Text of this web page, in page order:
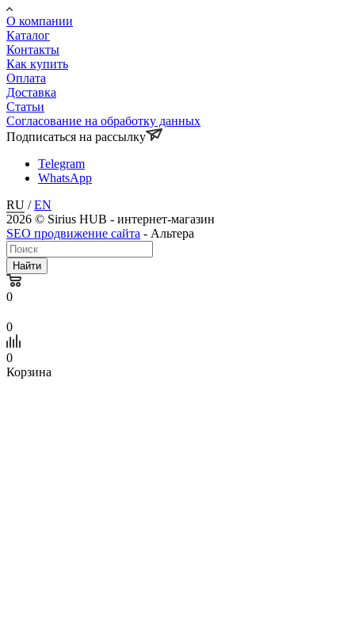
О компании
Каталог
Контакты
Как купить
Оплата
Доставка
Статьи
Согласование на обработку данных
Подписаться на рассылку
Telegram
WhatsApp
RU /EN
2026 © Sirius HUB - интернет-магазин
SEO продвижение сайта - Альтера
Найти
0
0
0
Корзина